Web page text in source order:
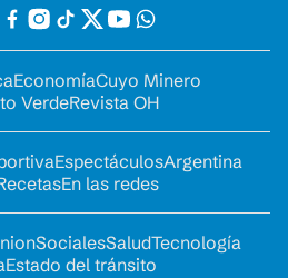
EconomíaCuyo Minero
VerdeRevista OH
EspectáculosArgentina
En las redes
SocialesSaludTecnología
Estado del tránsito